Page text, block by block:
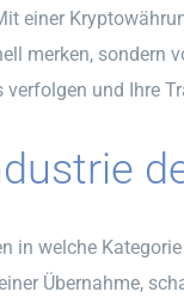
einer
merken, sondern
und Ihre
in welche
Übernahme,